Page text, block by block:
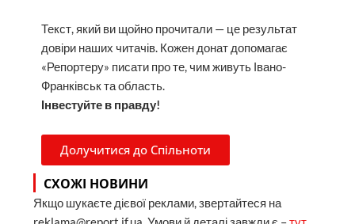
Текст, який ви щойно прочитали — це результат
довіри наших читачів. Кожен донат допомагає
«Репортеру» писати про те, чим живуть Івано-
Франківськ та область.
Інвестуйте в правду!
Долучитися до Спільноти
СХОЖІ НОВИНИ
Якщо шукаєте дієвої реклами, звертайтеся на